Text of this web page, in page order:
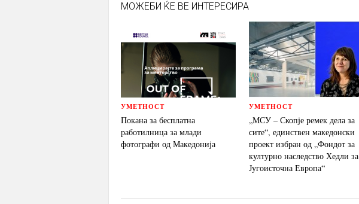
МОЖЕБИ ЌЕ ВЕ ИНТЕРЕСИРА
УМЕТНОСТ
Покана за бесплатна
работилница за млади
фотографи од Македонија
УМЕТНОСТ
„МСУ – Скопје ремек дела за
сите“, единствен македонски
проект избран од „Фондот за
културно наследство Хедли за
Југоисточна Европа“